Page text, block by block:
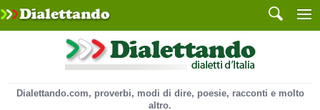
Dialettando.com, proverbi, modi di dire, poesie, racconti e molto
altro.